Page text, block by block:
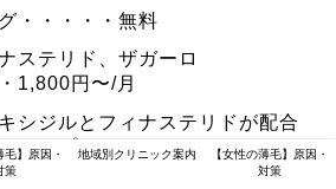
・・・・・無料
ステリド、ザガーロ
1,800円〜/月
シジルとフィナステリドが配合
ルスプレー）・・・・・8,318
毛】原因・
策
地域別クリニック案内
【女性の薄毛】原因・
対策